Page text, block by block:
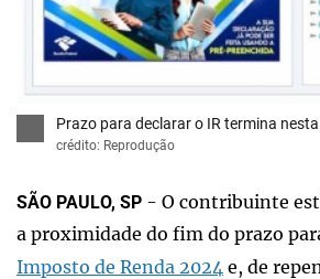
Prazo para declarar o IR termina
crédito: Reprodução
SÃO PAULO, SP - O contribuinte
a proximidade do fim do prazo
Imposto de Renda 2024 e, de